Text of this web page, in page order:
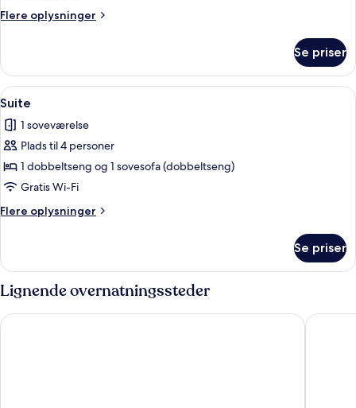
Flere oplysninger
Flere
dobbeltværelse
Se priser
Indlæs
alle
billeder
af
Suite
Et soveværelse med seng, bænk,
19
Suite
1 soveværelse
Plads til 4 personer
1 dobbeltseng og 1 sovesofa (dobbeltseng)
Gratis Wi-Fi
Flere oplysninger
Flere
Se priser
Lignende overnatningssteder
Boutique Hotel Das Tigra Hotel